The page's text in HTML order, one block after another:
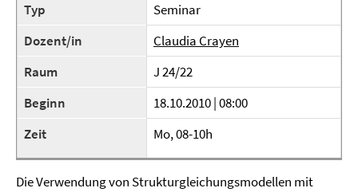
Typ
Seminar
Dozent/in
Claudia Crayen
Raum
J 24/22
Beginn
18.10.2010 | 08:00
Zeit
Mo, 08-10h
Die Verwendung von Strukturgleichungsmodellen mit